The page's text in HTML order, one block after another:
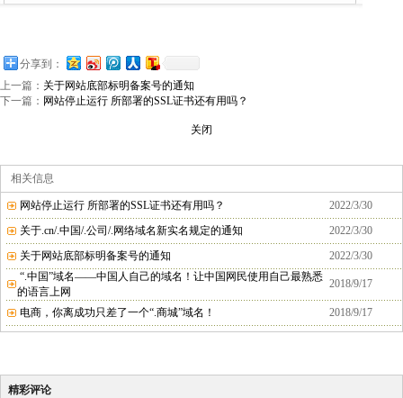
分享到：
上一篇： 关于网站底部标明备案号的通知
下一篇： 网站停止运行 所部署的SSL证书还有用吗？
关闭
相关信息
网站停止运行 所部署的SSL证书还有用吗？
2022/3/30
关于.cn/.中国/.公司/.网络域名新实名规定的通知
2022/3/30
关于网站底部标明备案号的通知
2022/3/30
“.中国”域名——中国人自己的域名！让中国网民使用自己最熟悉
的语言上网
2018/9/17
电商，你离成功只差了一个“.商城”域名！ 2018/9/17
精彩评论